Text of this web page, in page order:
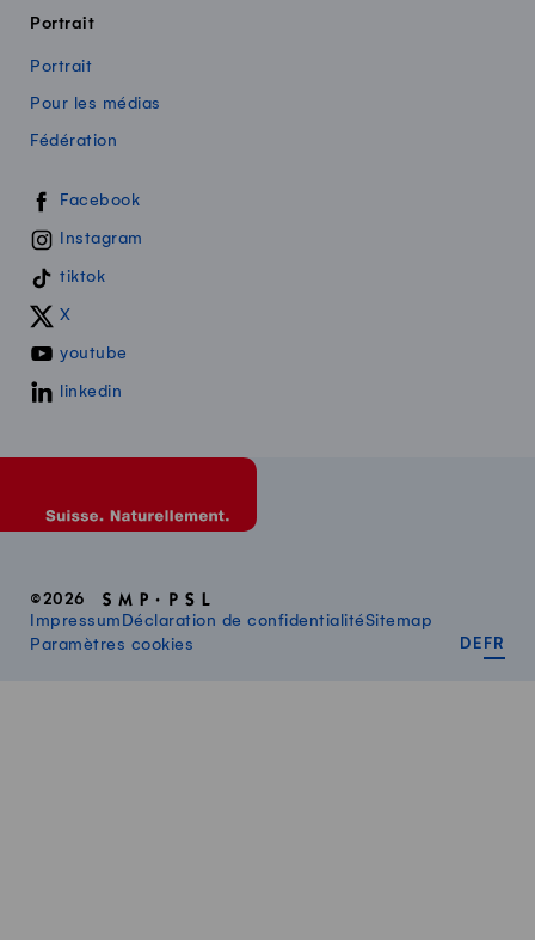
Portrait
Portrait
Pour les médias
Fédération
Swissmilk sur les réseaux sociaux
Facebook
Instagram
tiktok
X
youtube
linkedin
©2026
Impressum Déclaration de confidentialitéSitemap
Paramètres cookies
DE FR